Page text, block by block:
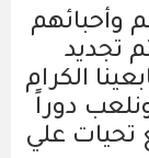
وأحبائهم
تجديد
الكرام
دوراً
تحيات علي